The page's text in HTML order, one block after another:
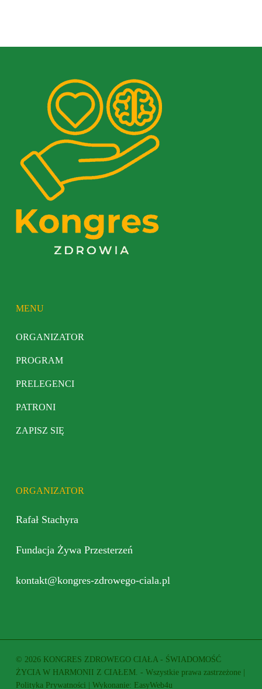
MENU
ORGANIZATOR
PROGRAM
PRELEGENCI
PATRONI
ZAPISZ SIĘ
ORGANIZATOR
Rafał Stachyra
Fundacja Żywa Przesterzeń
kontakt@kongres-zdrowego-ciala.pl
© 2026 KONGRES ZDROWEGO CIAŁA - ŚWIADOMOŚĆ
ŻYCIA W HARMONII Z CIAŁEM. - Wszystkie prawa zastrzeżone |
Polityka Prywatności | Wykonanie: EasyWeb4u